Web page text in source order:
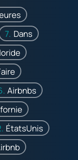
Dans
Airbnbs
ÉtatsUnis